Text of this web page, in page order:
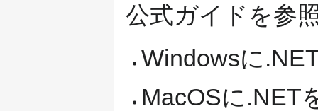
公式ガイドを参
Windowsに
MacOSに.NET